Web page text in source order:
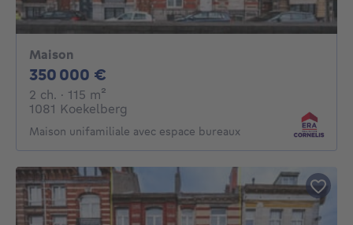
Maison
350 000 €
2 ch. 2 chambres
· 115 m²
1081 Koekelberg
Maison unifamiliale avec espace bureaux